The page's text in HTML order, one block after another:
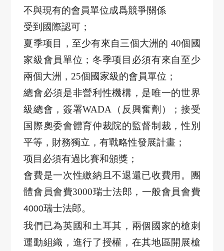
不與現有的會員單位成爲競爭關係
受到國際認可；
夏季项目 ，至少有來自三個大洲的 40個國
家級會員單位；冬季项目 必須有來自至少
兩個大洲， 25個國家級的會員單位；
總會必須是非營利性機構，是唯一的世界
級總會，簽署WADA
（反興奮劑）；接受
国 際奧委會體育仲裁院的監督制裁，性別
平等，財務獨立，有戰略性發展計畫；
项目 必須有過比賽和頒獎；
會費是一次性繳納且不退還已收費用。團
體會員會費3000瑞士法郎，一般會員會費
4000瑞士法郎。
我們已為英國和土耳其，兩個國家的槍刺
運動組織，進行了授權，在其地區開展槍